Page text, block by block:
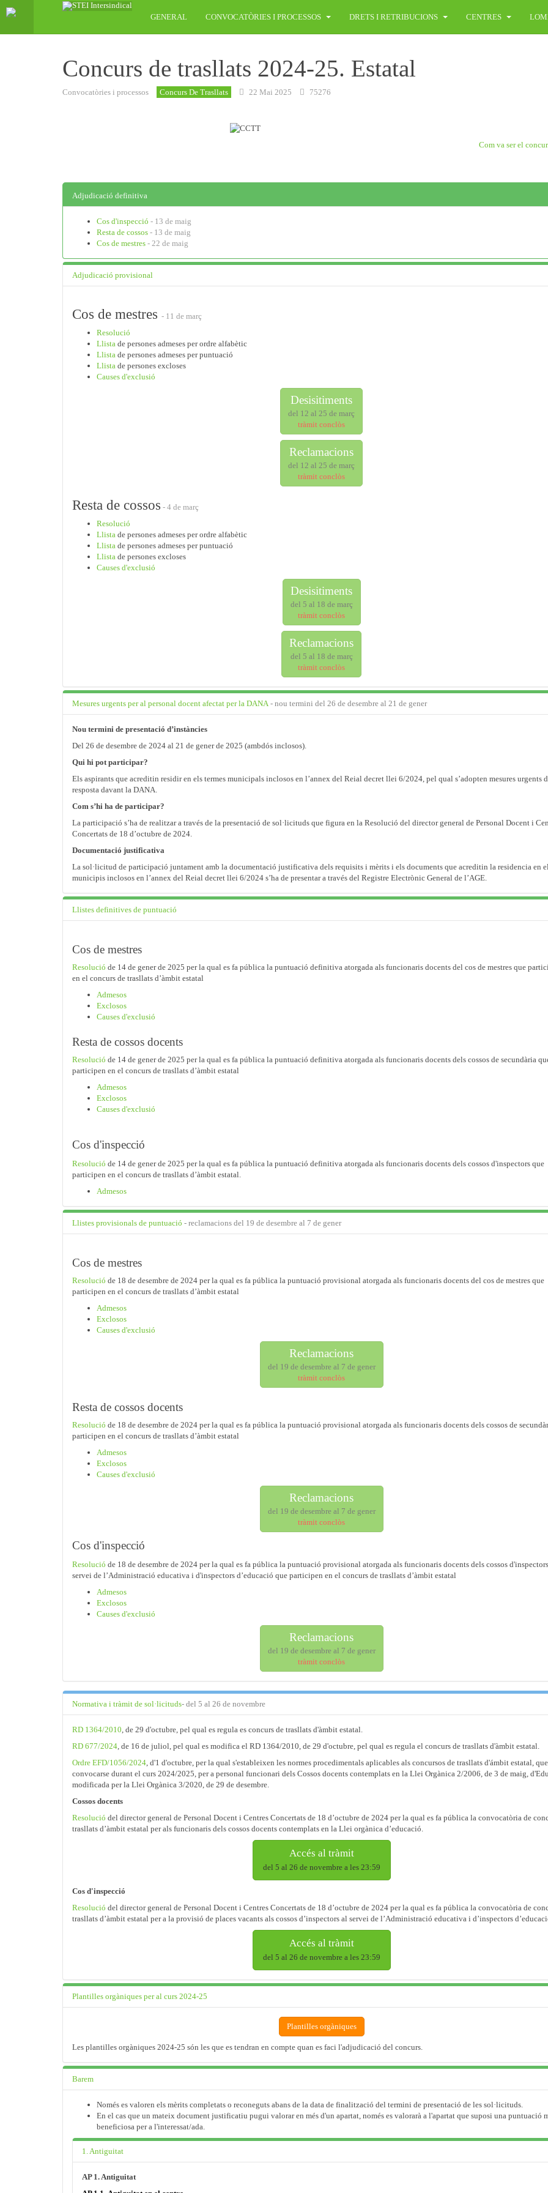
GENERAL CONVOCATÒRIES I PROCESSOS DRETS I RETRIBUCIONS CENTRES
Concurs de trasllats 2024-25. Estatal
Convocatòries i processos Concurs De Trasllats 22 Mai 2025 75276
Com va ser el
Adjudicació definitiva
Cos d'inspecció - 13 de maig
Resta de cossos - 13 de maig
Cos de mestres - 22 de maig
Adjudicació provisional
Cos de mestres - 11 de març
Resolució
Llista de persones admeses per ordre alfabètic
Llista de persones admeses per puntuació
Llista de persones excloses
Causes d'exclusió
Desisitiments
del 12 al 25 de març
tràmit conclòs
Reclamacions
del 12 al 25 de març
tràmit conclòs
Resta de cossos - 4 de març
Resolució
Llista de persones admeses per ordre alfabètic
Llista de persones admeses per puntuació
Llista de persones excloses
Causes d'exclusió
Desisitiments
del 5 al 18 de març
tràmit conclòs
Reclamacions
del 5 al 18 de març
tràmit conclòs
Mesures urgents per al personal docent afectat per la DANA - nou termini del 26 de desembre al 21 de gener
Nou termini de presentació d’instàncies
Del 26 de desembre de 2024 al 21 de gener de 2025 (ambdós inclosos).
Qui hi pot participar?
Els aspirants que acreditin residir en els termes municipals inclosos en l’annex del Reial decret llei 6/2024, pel qual s’adopten mesures urgents
resposta davant la DANA.
Com s’hi ha de participar?
La participació s’ha de realitzar a través de la presentació de sol·licituds que figura en la Resolució del director general de Personal Docent i
Concertats de 18 d’octubre de 2024.
Documentació justificativa
La sol·licitud de participació juntament amb la documentació justificativa dels requisits i mèrits i els documents que acreditin la residencia en
municipis inclosos en l’annex del Reial decret llei 6/2024 s’ha de presentar a través del Registre Electrònic General de l’AGE.
Llistes definitives de puntuació
Cos de mestres
Resolució de 14 de gener de 2025 per la qual es fa pública la puntuació definitiva atorgada als funcionaris docents del cos de mestres que
en el concurs de trasllats d’àmbit estatal
Admesos
Exclosos
Causes d'exclusió
Resta de cossos docents
Resolució de 14 de gener de 2025 per la qual es fa pública la puntuació definitiva atorgada als funcionaris docents dels cossos de secundària
participen en el concurs de trasllats d’àmbit estatal
Admesos
Exclosos
Causes d'exclusió
Cos d'inspecció
Resolució de 14 de gener de 2025 per la qual es fa pública la puntuació definitiva atorgada als funcionaris docents dels cossos d'inspectors que
participen en el concurs de trasllats d’àmbit estatal.
Admesos
Llistes provisionals de puntuació - reclamacions del 19 de desembre al 7 de gener
Cos de mestres
Resolució de 18 de desembre de 2024 per la qual es fa pública la puntuació provisional atorgada als funcionaris docents del cos de mestres que
participen en el concurs de trasllats d’àmbit estatal
Admesos
Exclosos
Causes d'exclusió
Reclamacions
del 19 de desembre al 7 de gener
tràmit conclòs
Resta de cossos docents
Resolució de 18 de desembre de 2024 per la qual es fa pública la puntuació provisional atorgada als funcionaris docents dels cossos de
participen en el concurs de trasllats d’àmbit estatal
Admesos
Exclosos
Causes d'exclusió
Reclamacions
del 19 de desembre al 7 de gener
tràmit conclòs
Cos d'inspecció
Resolució de 18 de desembre de 2024 per la qual es fa pública la puntuació provisional atorgada als funcionaris docents dels cossos
servei de l’Administració educativa i d'inspectors d’educació que participen en el concurs de trasllats d’àmbit estatal
Admesos
Exclosos
Causes d'exclusió
Reclamacions
del 19 de desembre al 7 de gener
tràmit conclòs
Normativa i tràmit de sol·licituds- del 5 al 26 de novembre
RD 1364/2010, de 29 d'octubre, pel qual es regula es concurs de trasllats d'àmbit estatal.
RD 677/2024, de 16 de juliol, pel qual es modifica el RD 1364/2010, de 29 d'octubre, pel qual es regula el concurs de trasllats d'àmbit estatal.
Ordre EFD/1056/2024, d'1 d'octubre, per la qual s'estableixen les normes procedimentals aplicables als concursos de trasllats d'ámbit estatal,
convocarse durant el curs 2024/2025, per a personal funcionari dels Cossos docents contemplats en la Llei Orgànica 2/2006, de 3 de maig,
modificada per la Llei Orgànica 3/2020, de 29 de desembre.
Cossos docents
Resolució del director general de Personal Docent i Centres Concertats de 18 d’octubre de 2024 per la qual es fa pública la convocatòria de
trasllats d’àmbit estatal per als funcionaris dels cossos docents contemplats en la Llei orgànica d’educació.
Accés al tràmit
del 5 al 26 de novembre a les 23:59
Cos d'inspecció
Resolució del director general de Personal Docent i Centres Concertats de 18 d’octubre de 2024 per la qual es fa pública la convocatòria de
trasllats d’àmbit estatal per a la provisió de places vacants als cossos d’inspectors al servei de l’Administració educativa i d’inspectors
Accés al tràmit
del 5 al 26 de novembre a les 23:59
Plantilles orgàniques per al curs 2024-25
Plantilles orgàniques
Les plantilles orgàniques 2024-25 són les que es tendran en compte quan es faci l'adjudicació del concurs.
Barem
Només es valoren els mèrits completats o reconeguts abans de la data de finalització del termini de presentació de les sol·licituds.
En el cas que un mateix document justificatiu pugui valorar en més d'un apartat, només es valorarà a l'apartat que suposi una puntuació
beneficiosa per a l'interessat/ada.
1. Antiguitat
AP 1. Antiguitat